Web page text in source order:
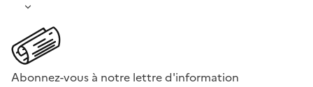
Abonnez-vous à notre lettre d'information